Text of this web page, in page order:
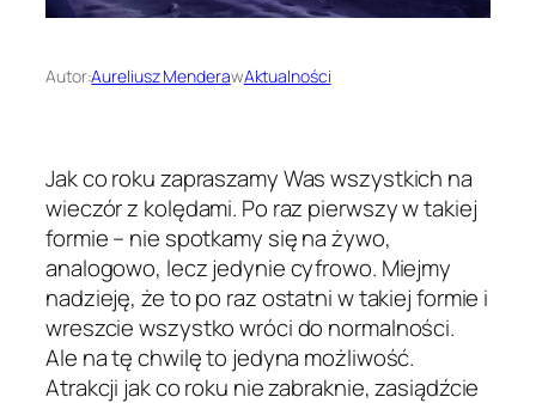
Autor:Aureliusz MenderawAktualności
Jak co roku zapraszamy Was wszystkich na
wieczór z kolędami. Po raz pierwszy w takiej
formie – nie spotkamy się na żywo,
analogowo, lecz jedynie cyfrowo. Miejmy
nadzieję, że to po raz ostatni w takiej formie i
wreszcie wszystko wróci do normalności.
Ale na tę chwilę to jedyna możliwość.
Atrakcji jak co roku nie zabraknie, zasiądźcie